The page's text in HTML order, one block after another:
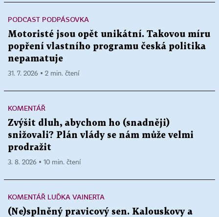
PODCAST PODPÁSOVKA
Motoristé jsou opět unikátní. Takovou míru
popření vlastního programu česká politika
nepamatuje
31. 7. 2026 ▪ 2 min. čtení
KOMENTÁŘ
Zvýšit dluh, abychom ho (snadněji)
snižovali? Plán vlády se nám může velmi
prodražit
3. 8. 2026 ▪ 10 min. čtení
KOMENTÁŘ LUĎKA VAINERTA
(Ne)splněný pravicový sen. Kalouskovy a